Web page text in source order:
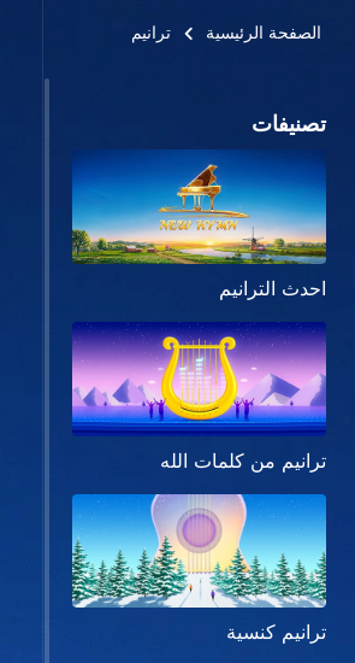
الصفحة الرئيسية ترانيم
تصنيفات
احدث الترانيم
ترانيم من كلمات الله
ترانيم كنسية